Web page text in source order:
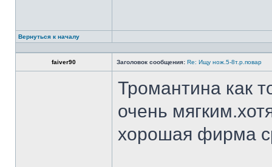
Вернуться к началу
faiver90 Заголовок сообщения: Re: Ищу нож.5-8т.р.повар
Тромантина как
очень
хорошая фирма